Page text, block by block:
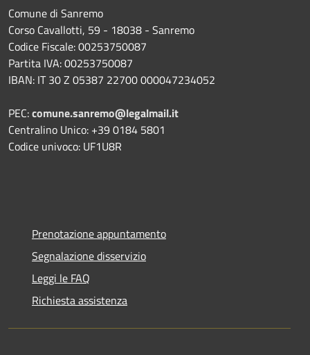
Comune di Sanremo
Corso Cavallotti, 59 - 18038 - Sanremo
Codice Fiscale: 00253750087
Partita IVA: 00253750087
IBAN: IT 30 Z 05387 22700 000047234052
PEC:comune.sanremo@legalmail.it
Centralino Unico: +39 0184 5801
Codice univoco: UF1U8R
Prenotazione appuntamento
Segnalazione disservizio
Leggi le FAQ
Richiesta assistenza